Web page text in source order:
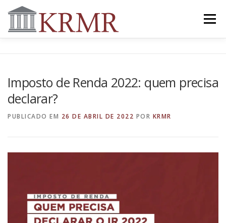
Menu
NOTÍCIAS
Imposto de Renda 2022: quem precisa
declarar?
PUBLICADO EM 26 DE ABRIL DE 2022 POR KRMR